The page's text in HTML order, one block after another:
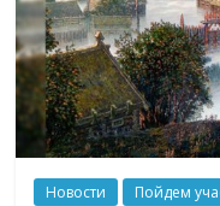
Новости Пойдем